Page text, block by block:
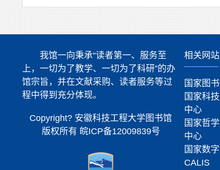
我馆一向秉承“读者第一、服务至
上，一切为了教学、一切为了科研”的办
馆宗旨，并在文献采购、读者服务等过
程中得到充分体现。
Copyright? 安徽科技工程大学图书馆
版权所有 皖ICP备12009839号
相关网站
国家图
国家科
中心
国家哲
中心
国家数
CALIS